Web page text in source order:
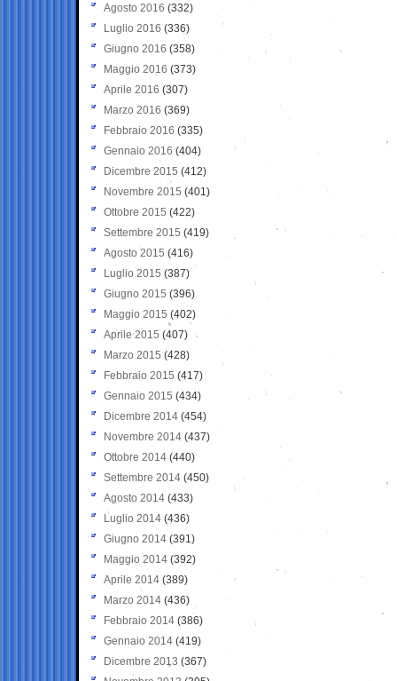
Agosto 2016 (332)
Luglio 2016 (336)
Giugno 2016 (358)
Maggio 2016 (373)
Aprile 2016 (307)
Marzo 2016 (369)
Febbraio 2016 (335)
Gennaio 2016 (404)
Dicembre 2015 (412)
Novembre 2015 (401)
Ottobre 2015 (422)
Settembre 2015 (419)
Agosto 2015 (416)
Luglio 2015 (387)
Giugno 2015 (396)
Maggio 2015 (402)
Aprile 2015 (407)
Marzo 2015 (428)
Febbraio 2015 (417)
Gennaio 2015 (434)
Dicembre 2014 (454)
Novembre 2014 (437)
Ottobre 2014 (440)
Settembre 2014 (450)
Agosto 2014 (433)
Luglio 2014 (436)
Giugno 2014 (391)
Maggio 2014 (392)
Aprile 2014 (389)
Marzo 2014 (436)
Febbraio 2014 (386)
Gennaio 2014 (419)
Dicembre 2013 (367)